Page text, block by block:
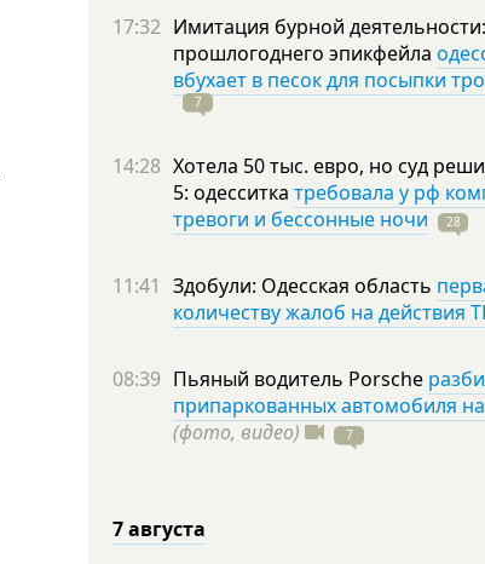
17:32 Имитация бурной
прошлогоднего эпикфейла
вбухает в песок для посыпки
7
14:28 Хотела 50 тыс. евро, но суд
5: одесситка требовала у рф
тревоги и бессонные ночи
28
11:41 Здобули: Одесская область
количеству жалоб на действия
08:39 Пьяный водитель Porsche
припаркованных автомобиля
(фото, видео)
7
7 августа